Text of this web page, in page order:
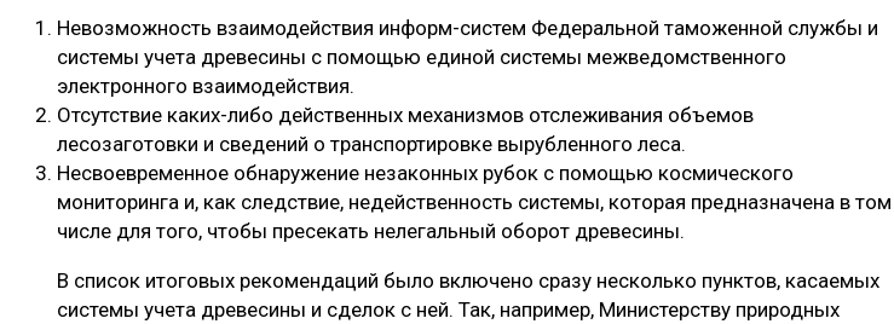
Невозможность взаимодействия информ-систем Федеральной таможенной службы и
системы учета древесины с помощью единой системы межведомственного
электронного взаимодействия.
Отсутствие каких-либо действенных механизмов отслеживания объемов
лесозаготовки и сведений о транспортировке вырубленного леса.
Несвоевременное обнаружение незаконных рубок с помощью космического
мониторинга и, как следствие, недейственность системы, которая предназначена в том
числе для того, чтобы пресекать нелегальный оборот древесины.
В список итоговых рекомендаций было включено сразу несколько пунктов, касаемых
системы учета древесины и сделок с ней. Так, например, Министерству природных